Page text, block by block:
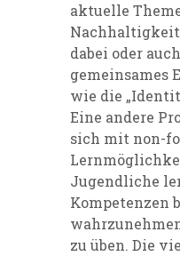
aktuelle
dabei oder
gemeinsames
wie die
Eine andere
sich mit non-
Jugendliche
Kompetenzen
zu üben. Die